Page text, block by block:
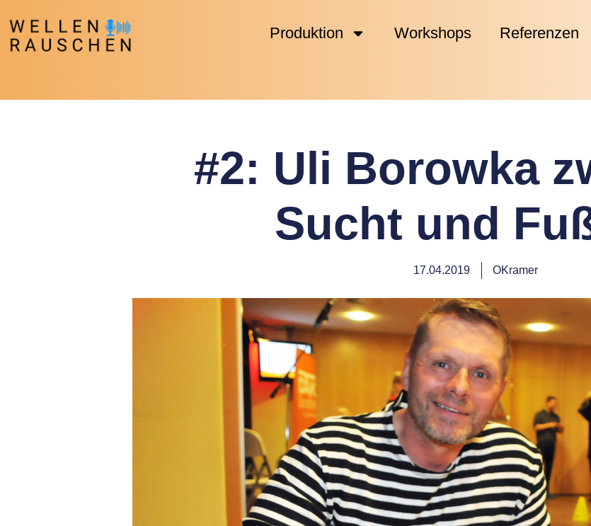
Produktion Workshops Referenzen
#2: Uli Borowka
Sucht und
17.04.2019 OKramer